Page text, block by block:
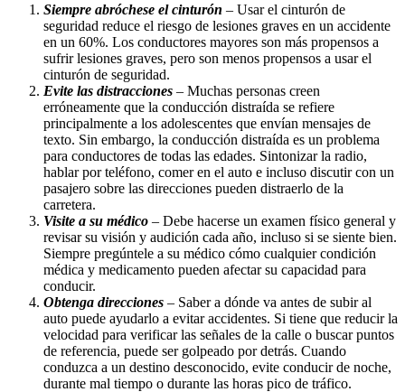
Siempre abróchese el cinturón – Usar el cinturón de
seguridad reduce el riesgo de lesiones graves en un accidente
en un 60%. Los conductores mayores son más propensos a
sufrir lesiones graves, pero son menos propensos a usar el
cinturón de seguridad.
Evite las distracciones – Muchas personas creen
erróneamente que la conducción distraída se refiere
principalmente a los adolescentes que envían mensajes de
texto. Sin embargo, la conducción distraída es un problema
para conductores de todas las edades. Sintonizar la radio,
hablar por teléfono, comer en el auto e incluso discutir con un
pasajero sobre las direcciones pueden distraerlo de la
carretera.
Visite a su médico – Debe hacerse un examen físico general y
revisar su visión y audición cada año, incluso si se siente bien.
Siempre pregúntele a su médico cómo cualquier condición
médica y medicamento pueden afectar su capacidad para
conducir.
Obtenga direcciones – Saber a dónde va antes de subir al
auto puede ayudarlo a evitar accidentes. Si tiene que reducir la
velocidad para verificar las señales de la calle o buscar puntos
de referencia, puede ser golpeado por detrás. Cuando
conduzca a un destino desconocido, evite conducir de noche,
durante mal tiempo o durante las horas pico de tráfico.